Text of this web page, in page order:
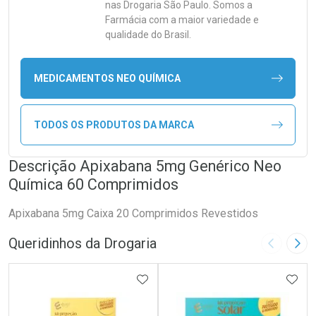
nas Drogaria São Paulo. Somos a
Farmácia com a maior variedade e
qualidade do Brasil.
MEDICAMENTOS NEO QUÍMICA
TODOS OS PRODUTOS DA MARCA
Descrição Apixabana 5mg Genérico Neo
Química 60 Comprimidos
Apixabana 5mg Caixa 20 Comprimidos Revestidos
Queridinhos da Drogaria Imagem
ADICIONAR AOS FAVORITOS